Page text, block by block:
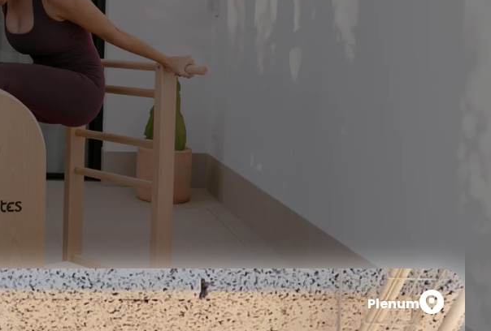
Plenum